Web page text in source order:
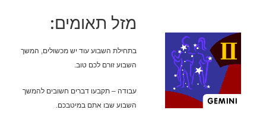
מזל תאומים:
בתחילת השבוע עוד יש מכשולים, המשך
השבוע זורם לכם טוב.
עבודה – תקבעו דברים חשובים להמשך
השבוע שבו אתם במיטבכם.